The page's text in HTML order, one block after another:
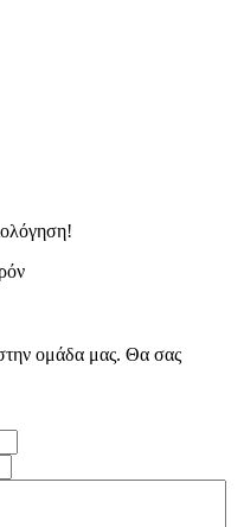
ομάδα μας. Θα σας